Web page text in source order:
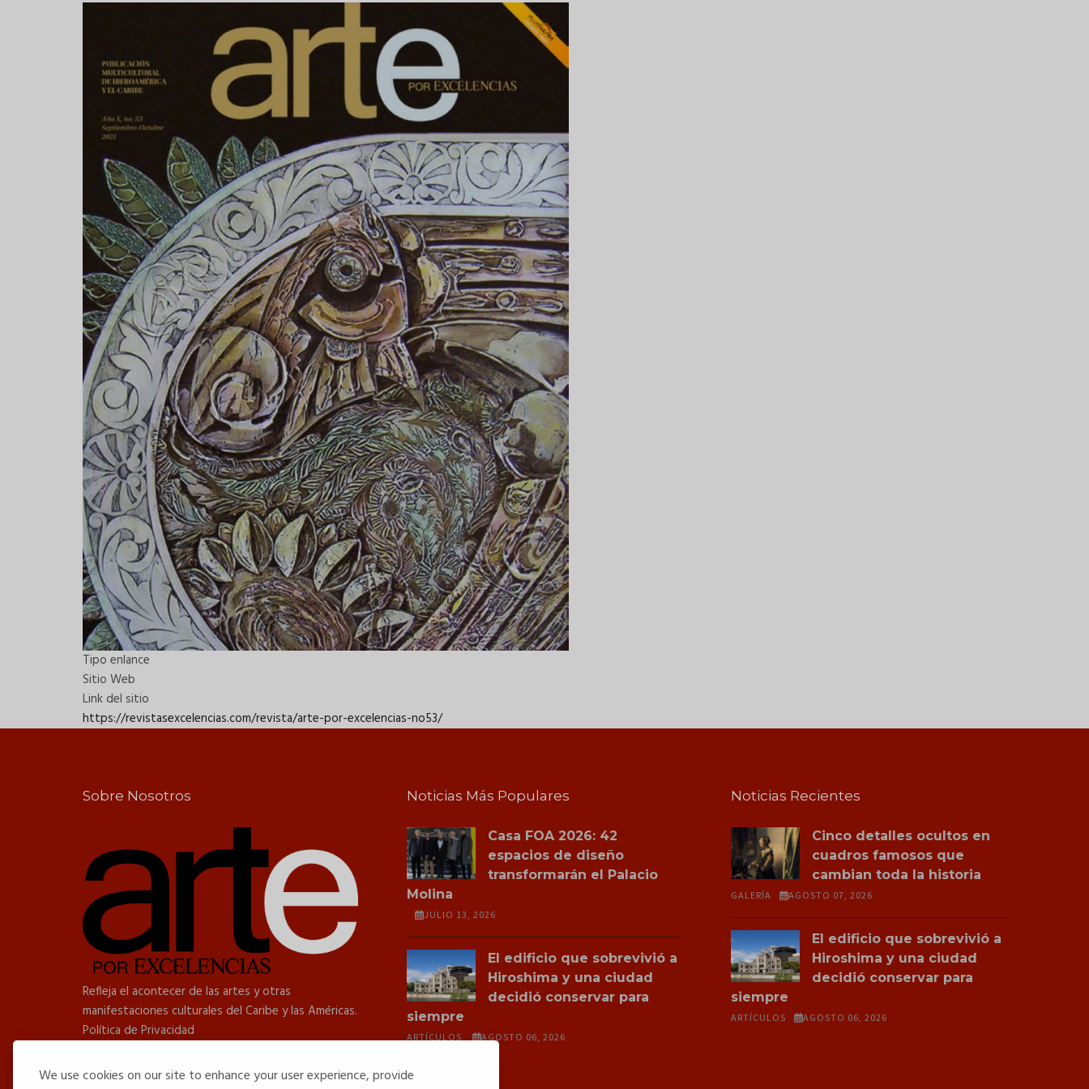
We use cookies on our site to enhance your user experience, provide
Tipo enlance
Sitio Web
Link del sitio
https://revistasexcelencias.com/revista/arte-por-excelencias-no53/
Sobre Nosotros
Refleja el acontecer de las artes y otras
manifestaciones culturales del Caribe y las Américas.
Política de Privacidad
Noticias Más Populares
Casa FOA 2026: 42
espacios de diseño
transformarán el Palacio
Molina
JULIO 13, 2026
El edificio que sobrevivió a
Hiroshima y una ciudad
decidió conservar para
siempre
ARTÍCULOS AGOSTO 06, 2026
Noticias Recientes
Cinco detalles ocultos en
cuadros famosos que
cambian toda la historia
GALERÍA AGOSTO 07, 2026
El edificio que sobrevivió a
Hiroshima y una ciudad
decidió conservar para
siempre
ARTÍCULOS AGOSTO 06, 2026